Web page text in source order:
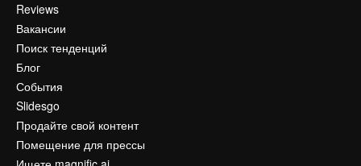
Reviews
Вакансии
Поиск тенденций
Блог
События
Slidesgo
Продайте свой контент
Помещение для прессы